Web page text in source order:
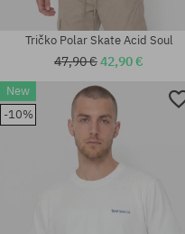
Dostupné veľkosti:
M; L; XL
Tričko Polar Skate Acid Soul
47,90 €42,90 €
New
-10%